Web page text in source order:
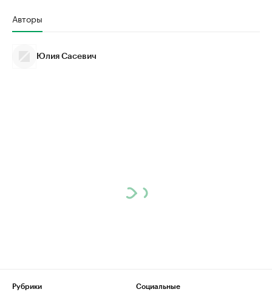
Авторы
Юлия Сасевич
Рубрики
Социальные